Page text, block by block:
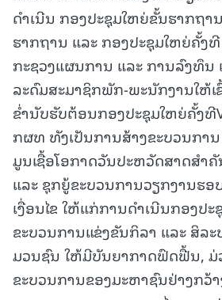
ດຳເນີນ ກອງປະຊຸມໃຫຍ່ຂັ້ນຮາກຖ
ຮາກຖານ ແລະ ກອງປະຊຸມໃຫຍ່ຄັ້ງ
ກະຊວງແຜນການ ແລະ ການລົງທຶນ
ລະດົມສະມາຊິກພັກ-ພະນັກງານໃຫ້ເ
ຂໍ່ານັບຮັບຕ້ອນກອງປະຊຸມໃຫຍ່ຄັ້ງທີ
ກຜທ ທັງເປັນການສ້າງຂະບວນກາ
ມູນເຊື້ອໂອກາດວັນປະຫວັດສາດສຳ
ແລະ ຊຸກຍູ້ຂະບວນການວຽກງານຮອ
ເງື່ອນໄຂ ໃຫ້ແກ່ການດໍາເນີນກອງປ
ຂະບວນການແຂ່ງຂັນກິລາ ແລະ ສິລ
ມວນຊົນ ໃຫ້ມີບັນຍາກາດຟົດຟື້ນ, ມ່
ຂະບວນການຂອງມະຫາຊົນຢ່າງກວ້